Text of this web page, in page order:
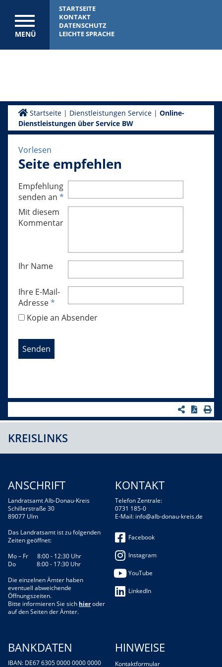
MENÜ
STARTSEITE
KONTAKT
DATENSCHUTZ
LEICHTE SPRACHE
Startseite| Dienstleistungen Service| Online-
Dienstleistungen über Service BW
Vorlesen
Seite empfehlen
Empfehlung
senden an *
Mit diesem
Kommentar
Ihr Name
Ihre E-Mail-
Adresse*
Kopie an Absender
KREISLINKS
ANSCHRIFT
Landratsamt Alb-Donau-Kreis
Schillerstraße 30
89077 Ulm
Das Landratsamt ist zu folgenden
Zeiten geöffnet:
Mo – Fr 8:00 - 12:30 Uhr
Do 8:00 - 17:30 Uhr
Die einzelnen Ämter haben
eventuell abweichende
Öffnungszeiten.
Bitte informieren Sie sich hieroder
auf den Seiten der Ämter.
KONTAKT
Telefon Zentrale:
0731 185-0
E-Mail: info@alb-donau-kreis.de
Facebook
Instagram
YouTube
LinkedIn
BANKDATEN
IBAN: DE67 6305 0000 0000 0000
HINWEISE
Kontaktformular